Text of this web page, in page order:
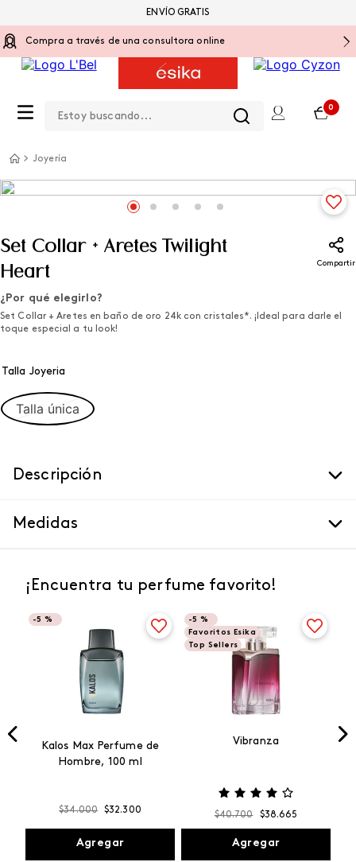
Compra a través de una consultora online
0
ENVÍO GRATIS
Joyería
Set Collar + Aretes Twilight
Heart
Compartir
¿Por qué elegirlo?
Set Collar + Aretes en baño de oro 24k con cristales*. ¡Ideal para darle el
toque especial a tu look!
Talla Joyeria
Talla única
Descripción
Medidas
¡Encuentra tu perfume favorito!
-5 %
Kalos Max Perfume de
Hombre, 100 ml
$34.000 $32.300
Agregar
-5 %
Favoritos Esika
Top Sellers
Vibranza
$40.700 $38.665
Agregar